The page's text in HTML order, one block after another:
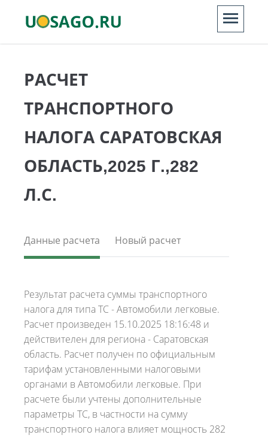
РАСЧЕТ
ТРАНСПОРТНОГО
НАЛОГА САРАТОВСКАЯ
ОБЛАСТЬ,2025 Г.,282
Л.С.
Данные расчета Новый расчет
Результат расчета суммы транспортного
налога для типа ТС - Автомобили легковые.
Расчет произведен 15.10.2025 18:16:48 и
действителен для региона - Саратовская
область. Расчет получен по официальным
тарифам установленными налоговыми
органами в Автомобили легковые. При
расчете были учтены дополнительные
параметры ТС, в частности на сумму
транспортного налога влияет мощность 282